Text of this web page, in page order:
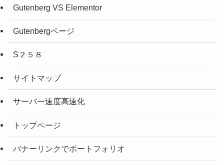
Gutenberg VS Elementor
Gutenbergページ
S２５８
サイトマップ
サーバー速度高速化
トップページ
バナーリンクでポートフォリオ